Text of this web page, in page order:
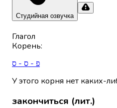
Студийная озвучка
Глагол
Корень:
פ - ס - ס
У этого корня нет каких-
закончиться (лит.)